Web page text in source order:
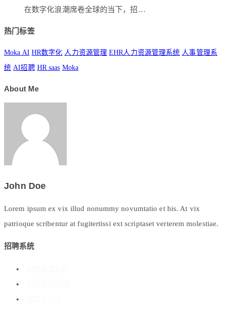
在数字化浪潮席卷全球的当下，招…
热门标签
Moka AI HR数字化 人力资源管理 EHR人力资源管理系统 人事管理系
统 AI招聘 HR saas Moka
About Me
John Doe
Lorem ipsum ex vix illud nonummy novumtatio et his. At vix
patrioque scribentur at fugitertissi ext scriptaset verterem molestiae.
招聘系统